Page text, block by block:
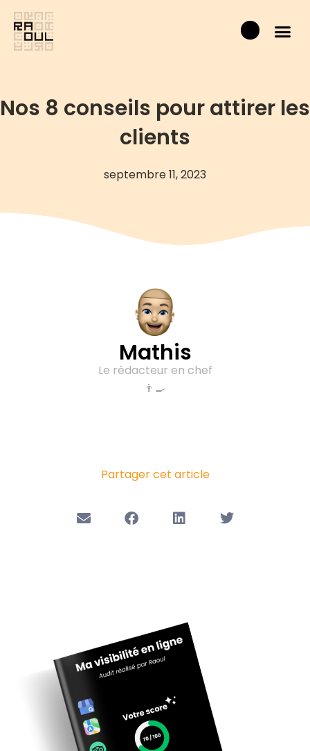
Aller
contenu
Panier
Nos 8 conseils pour attirer les
clients
septembre 11, 2023
Mathis
Le rédacteur en chef
👨‍🍳
Partager cet article